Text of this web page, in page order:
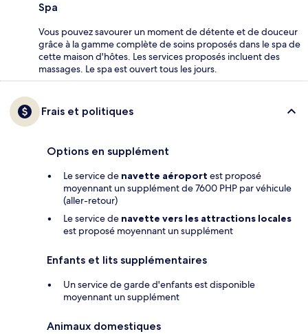
Spa
Vous pouvez savourer un moment de détente et de douceur
grâce à la gamme complète de soins proposés dans le spa de
cette maison d'hôtes. Les services proposés incluent des
massages. Le spa est ouvert tous les jours.
Frais et politiques
Options en supplément
Le service de navette aéroport est proposé
moyennant un supplément de 7600 PHP par véhicule
(aller-retour)
Le service de navette vers les attractions locales
est proposé moyennant un supplément
Enfants et lits supplémentaires
Un service de garde d'enfants est disponible
moyennant un supplément
Animaux domestiques